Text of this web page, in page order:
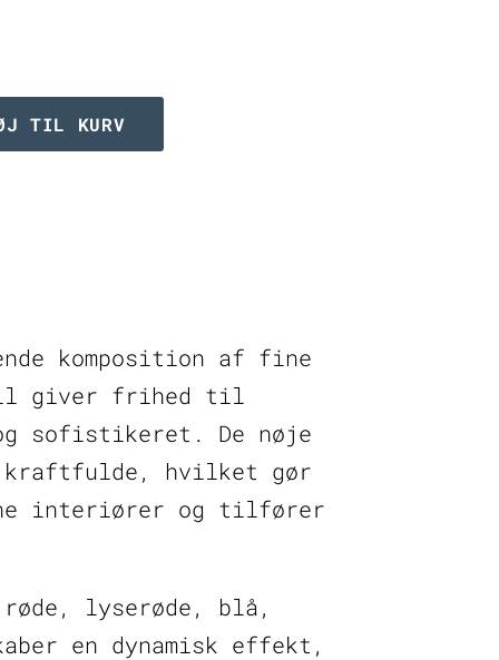
TIL KURV
komposition af fine
stil giver frihed til
sofistikeret. De nøje
kraftfulde, hvilket gør
interiører og tilfører
røde, lyserøde, blå,
en dynamisk effekt,